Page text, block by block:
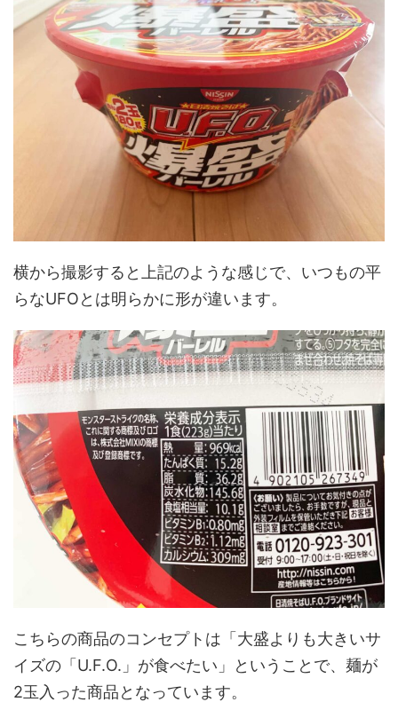
横から撮影すると上記のような感じで、いつもの平
らなUFOとは明らかに形が違います。
こちらの商品のコンセプトは「大盛よりも大きいサ
イズの「U.F.O.」が食べたい」ということで、麺が
2玉入った商品となっています。